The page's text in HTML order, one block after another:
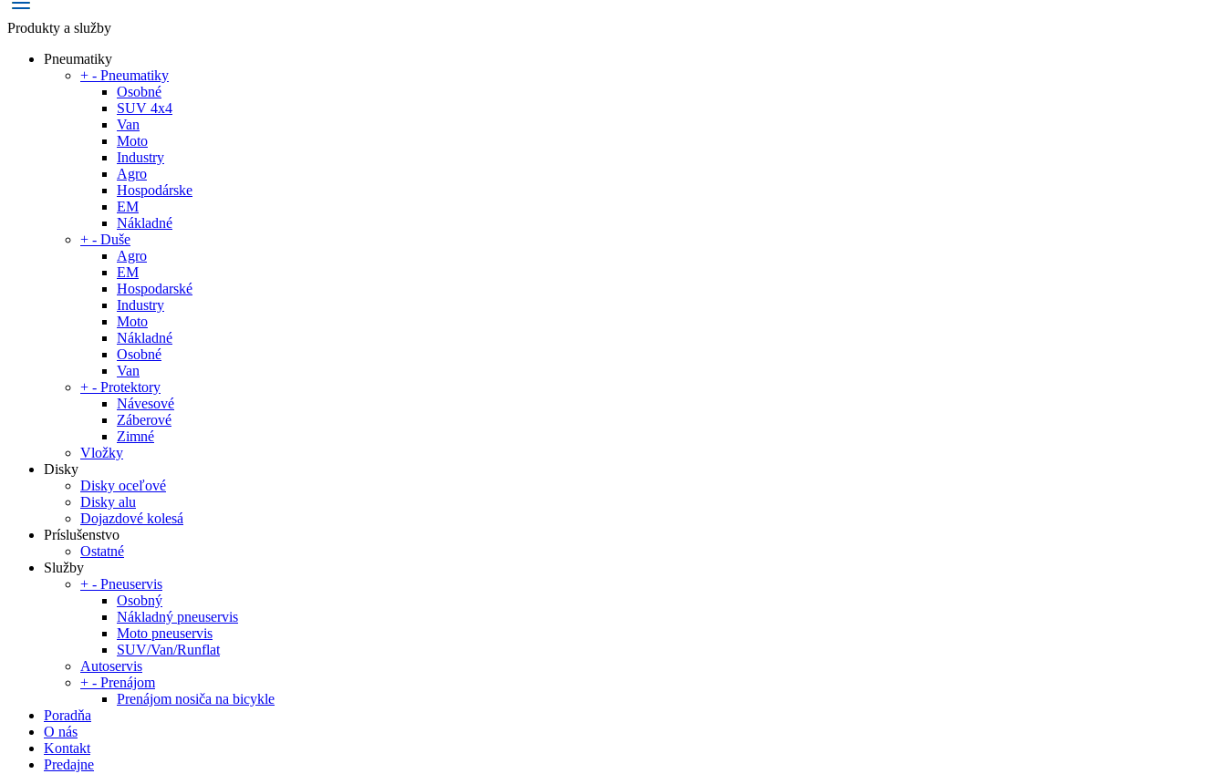
Produkty a služby
Pneumatiky
+ - Pneumatiky
Osobné
SUV 4x4
Van
Moto
Industry
Agro
Hospodárske
EM
Nákladné
+ - Duše
Agro
EM
Hospodarské
Industry
Moto
Nákladné
Osobné
Van
+ - Protektory
Návesové
Záberové
Zimné
Vložky
Disky
Disky oceľové
Disky alu
Dojazdové kolesá
Príslušenstvo
Ostatné
Služby
+ - Pneuservis
Osobný
Nákladný pneuservis
Moto pneuservis
SUV/Van/Runflat
Autoservis
+ - Prenájom
Prenájom nosiča na bicykle
Poradňa
O nás
Kontakt
Predajne